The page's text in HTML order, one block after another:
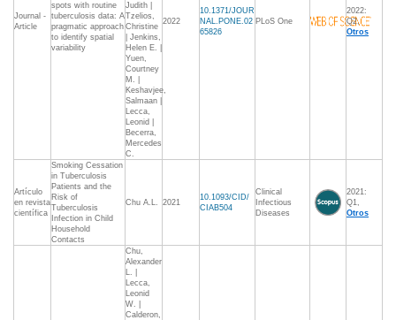
Journal -
Article
spots with routine
tuberculosis data: A
pragmatic approach
to identify spatial
variability
Judith |
Tzelios,
Christine
| Jenkins,
Helen E. |
Yuen,
Courtney
M. |
Keshavjee,
Salmaan |
Lecca,
Leonid |
Becerra,
Mercedes
C.
2022
10.1371/JOUR
NAL.PONE.02
65826
PLoS One
2022:
Q2,
Otros
Artículo
en revista
científica
Smoking Cessation
in Tuberculosis
Patients and the
Risk of
Tuberculosis
Infection in Child
Household
Contacts
Chu A.L. 2021
10.1093/CID/
CIAB504
Clinical
Infectious
Diseases
2021:
Q1,
Otros
Chu,
Alexander
L. |
Lecca,
Leonid
W. |
Calderon,